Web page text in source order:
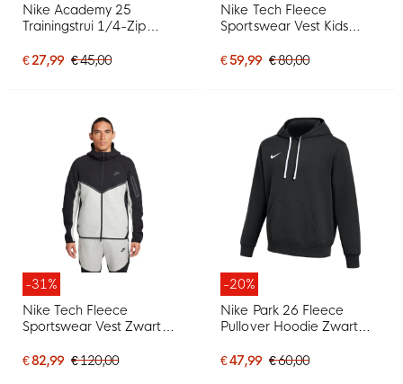
Nike Academy 25
Trainingstrui 1/4-Zip
€ 27,99 € 45,00
Nike Tech Fleece
Sportswear Vest Kids
€ 59,99 € 80,00
-31%
Nike Tech Fleece
Sportswear Vest Zwart
€ 82,99 € 120,00
-20%
Nike Park 26 Fleece
Pullover Hoodie Zwart
€ 47,99 € 60,00